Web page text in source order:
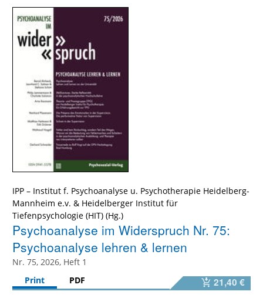
IPP – Institut f. Psychoanalyse u. Psychotherapie Heidelberg-
Mannheim e.v. & Heidelberger Institut für
Tiefenpsychologie (HIT)
Psychoanalyse im Widerspruch Nr. 75:
Psychoanalyse lehren & lernen
Nr. 75, 2026, Heft 1
Print
PDF 21,40 €